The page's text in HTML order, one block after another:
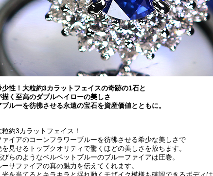
性！大粒約3カラットフェイスの奇跡の1石と
く至高のダブルヘイローの美しさ
ルーを彷彿させる永遠の宝石を資産価値とともに。
約3カラットフェイス！
イアのコーンフラワーブルーを彷彿させる希少な美しさで
見せるトップクオリティで驚くほどの美しさを放ちます。
らのようなベルベットブルーのブルーファイアは圧巻。
サファイアの真の魅力を伝えてくれます。